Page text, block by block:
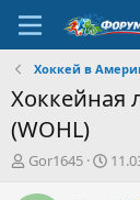
Хоккей в
Хоккейная
(WOHL)
А
Gor1645
Д